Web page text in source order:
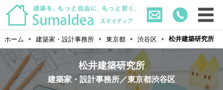
ホーム 建築家・設計事務所 東京都 渋谷区 松井建築研究所
松井建築研究所
建築家・設計事務所／東京都渋谷区